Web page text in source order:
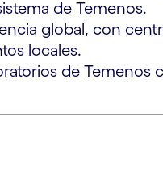
de Temenos.
global, con
locales.
de Temenos